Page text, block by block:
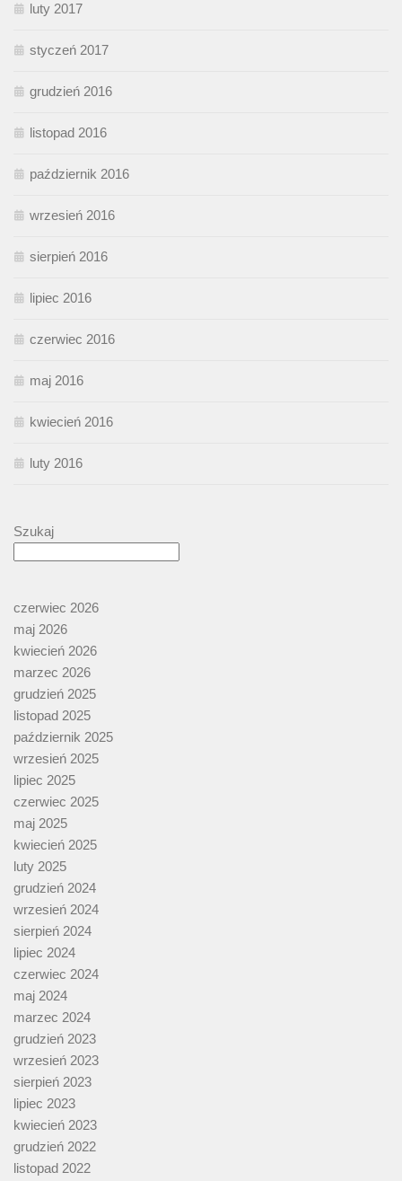
luty 2017
styczeń 2017
grudzień 2016
listopad 2016
październik 2016
wrzesień 2016
sierpień 2016
lipiec 2016
czerwiec 2016
maj 2016
kwiecień 2016
luty 2016
Szukaj
czerwiec 2026
maj 2026
kwiecień 2026
marzec 2026
grudzień 2025
listopad 2025
październik 2025
wrzesień 2025
lipiec 2025
czerwiec 2025
maj 2025
kwiecień 2025
luty 2025
grudzień 2024
wrzesień 2024
sierpień 2024
lipiec 2024
czerwiec 2024
maj 2024
marzec 2024
grudzień 2023
wrzesień 2023
sierpień 2023
lipiec 2023
kwiecień 2023
grudzień 2022
listopad 2022